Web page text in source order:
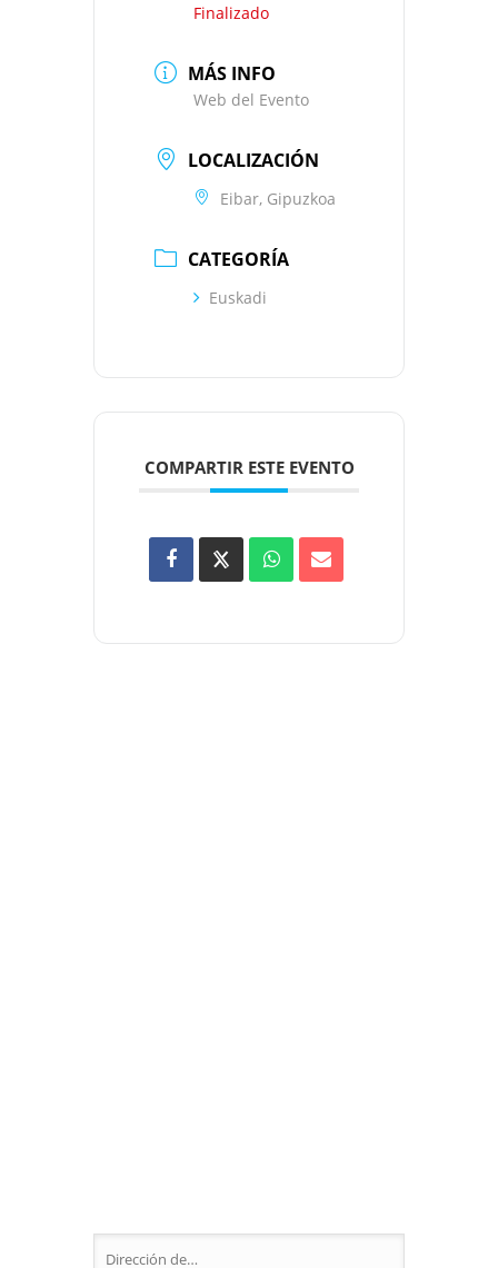
Finalizado
MÁS INFO
Web del Evento
LOCALIZACIÓN
Eibar, Gipuzkoa
CATEGORÍA
Euskadi
COMPARTIR ESTE EVENTO